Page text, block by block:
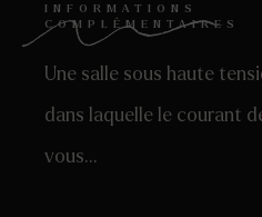
INFORMATIONS
COMPLÉMENTAIRES
Une salle sous haute
dans laquelle le courant
vous…